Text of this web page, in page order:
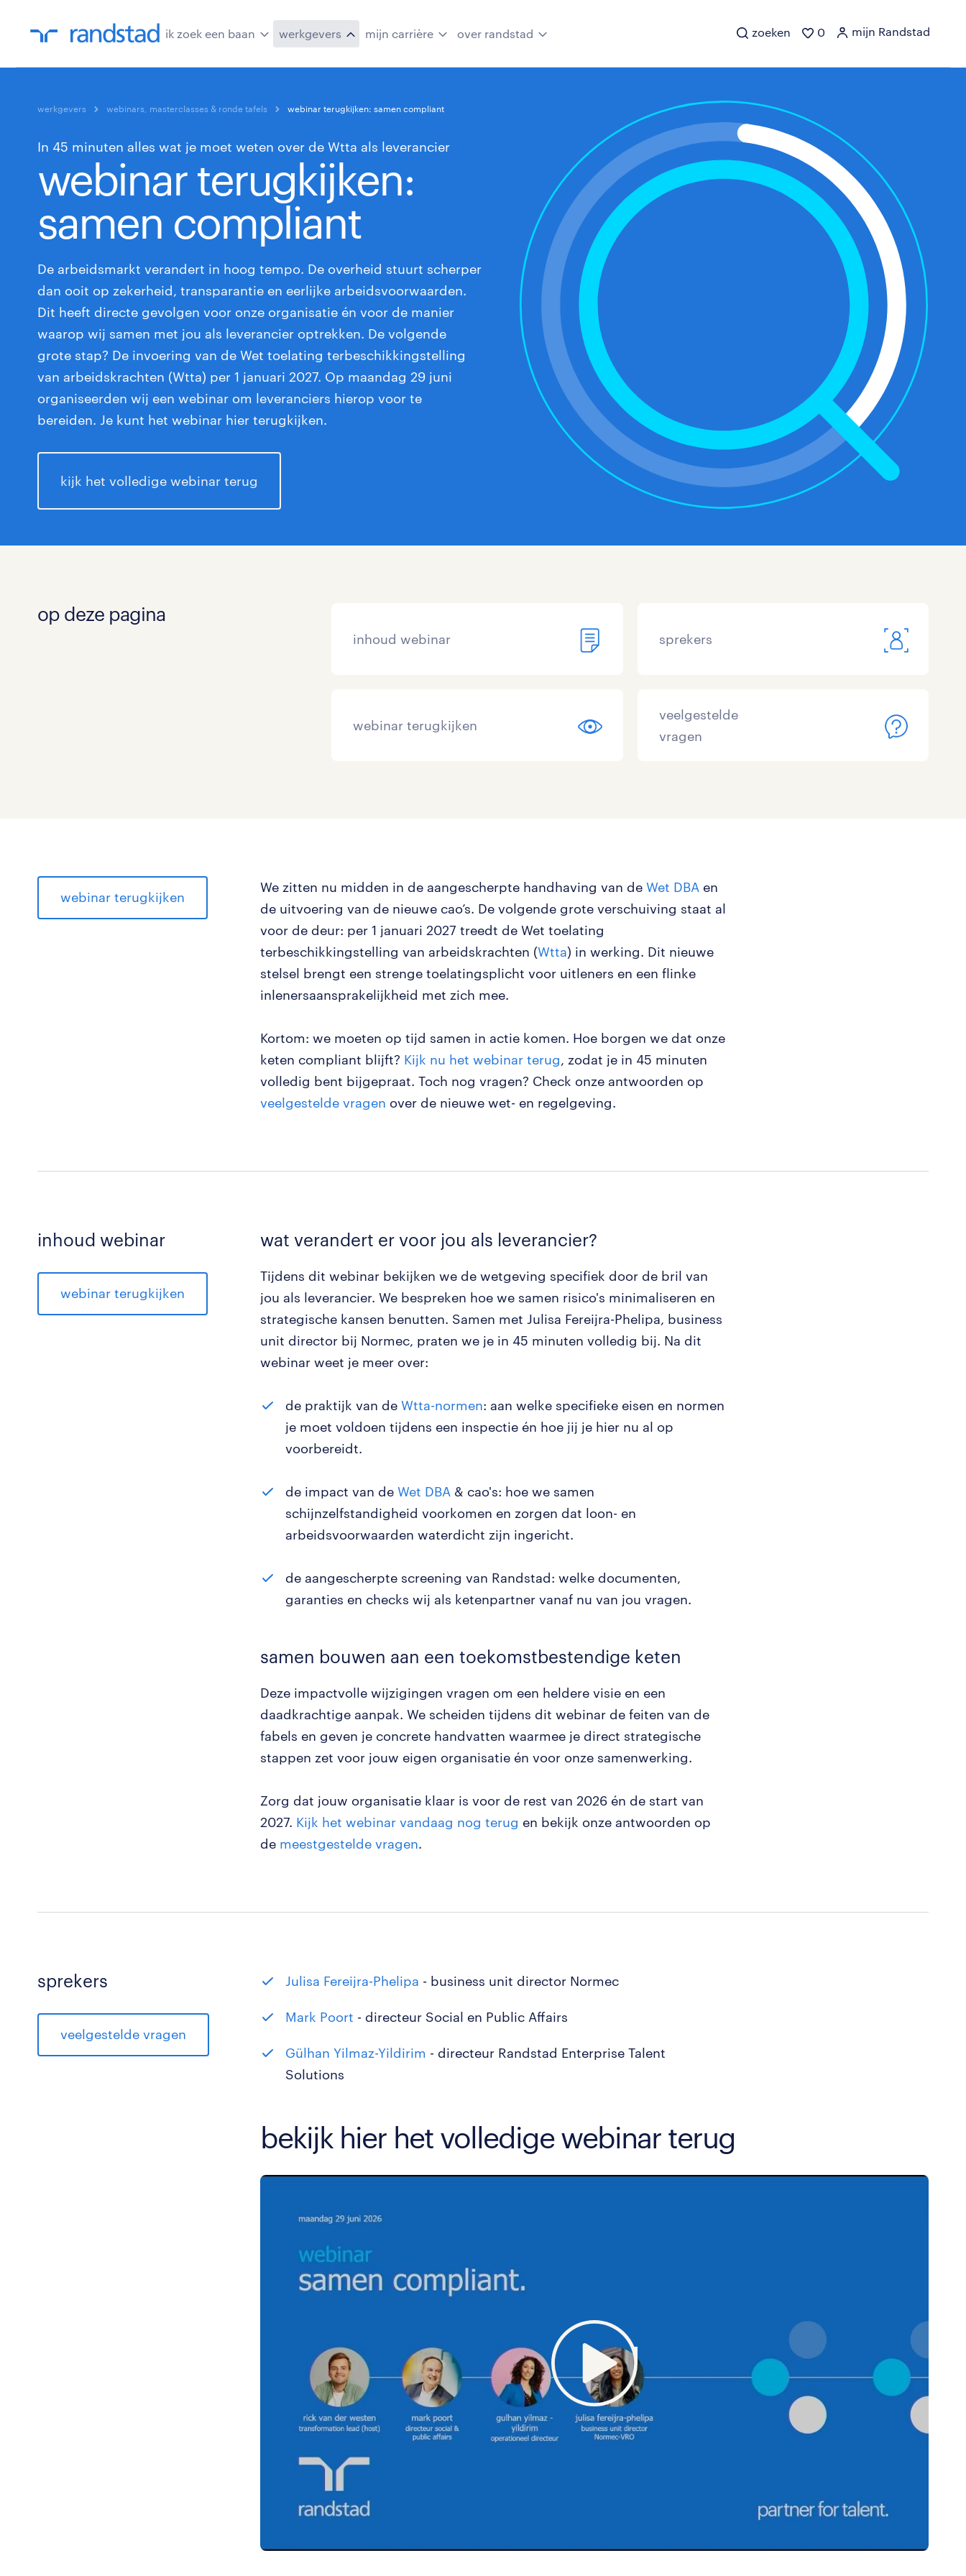
ik zoek een baan werkgevers mijn carrière over randstad zoeken 0 mijn Randstad
werkgevers webinars, masterclasses & ronde tafels webinar terugkijken: samen compliant
In 45 minuten alles wat je moet weten over de Wtta als leverancier
webinar terugkijken:
samen compliant
De arbeidsmarkt verandert in hoog tempo. De overheid stuurt scherper
dan ooit op zekerheid, transparantie en eerlijke arbeidsvoorwaarden.
Dit heeft directe gevolgen voor onze organisatie én voor de manier
waarop wij samen met jou als leverancier optrekken. De volgende
grote stap? De invoering van de Wet toelating terbeschikkingstelling
van arbeidskrachten (Wtta) per 1 januari 2027. Op maandag 29 juni
organiseerden wij een webinar om leveranciers hierop voor te
bereiden. Je kunt het webinar hier terugkijken.
kijk het volledige webinar terug
op deze pagina
inhoud webinar sprekers
webinar terugkijken
veelgestelde
vragen
webinar terugkijken
We zitten nu midden in de aangescherpte handhaving van de Wet DBA en
de uitvoering van de nieuwe cao’s. De volgende grote verschuiving staat al
voor de deur: per 1 januari 2027 treedt de Wet toelating
terbeschikkingstelling van arbeidskrachten (Wtta) in werking. Dit nieuwe
stelsel brengt een strenge toelatingsplicht voor uitleners en een flinke
inlenersaansprakelijkheid met zich mee.
Kortom: we moeten op tijd samen in actie komen. Hoe borgen we dat onze
keten compliant blijft? Kijk nu het webinar terug, zodat je in 45 minuten
volledig bent bijgepraat. Toch nog vragen? Check onze antwoorden op
veelgestelde vragen over de nieuwe wet- en regelgeving.
inhoud webinar
webinar terugkijken
wat verandert er voor jou als leverancier?
Tijdens dit webinar bekijken we de wetgeving specifiek door de bril van
jou als leverancier. We bespreken hoe we samen risico's minimaliseren en
strategische kansen benutten. Samen met Julisa Fereijra-Phelipa, business
unit director bij Normec, praten we je in 45 minuten volledig bij. Na dit
webinar weet je meer over:
de praktijk van de Wtta-normen: aan welke specifieke eisen en normen
je moet voldoen tijdens een inspectie én hoe jij je hier nu al op
voorbereidt.
de impact van de Wet DBA & cao's: hoe we samen
schijnzelfstandigheid voorkomen en zorgen dat loon- en
arbeidsvoorwaarden waterdicht zijn ingericht.
de aangescherpte screening van Randstad: welke documenten,
garanties en checks wij als ketenpartner vanaf nu van jou vragen.
samen bouwen aan een toekomstbestendige keten
Deze impactvolle wijzigingen vragen om een heldere visie en een
daadkrachtige aanpak. We scheiden tijdens dit webinar de feiten van de
fabels en geven je concrete handvatten waarmee je direct strategische
stappen zet voor jouw eigen organisatie én voor onze samenwerking.
Zorg dat jouw organisatie klaar is voor de rest van 2026 én de start van
2027. Kijk het webinar vandaag nog terug en bekijk onze antwoorden op
de meestgestelde vragen.
sprekers
veelgestelde vragen
Julisa Fereijra-Phelipa - business unit director Normec
Mark Poort - directeur Social en Public Affairs
Gülhan Yilmaz-Yildirim - directeur Randstad Enterprise Talent
Solutions
bekijk hier het volledige webinar terug